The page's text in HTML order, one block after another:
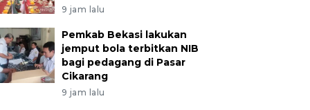
9 jam lalu
Pemkab Bekasi lakukan
jemput bola terbitkan NIB
bagi pedagang di Pasar
Cikarang
9 jam lalu